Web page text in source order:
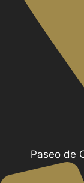
Paseo de